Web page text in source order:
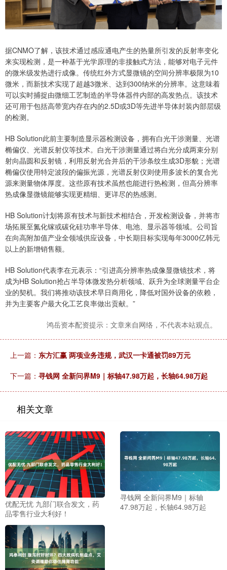
据CNMO了解，该技术通过感应通电产生的热量所引发的反射率变化
来实现检测，是一种基于光学原理的非接触式方法，能够对电子元件
的微米级发热进行成像。传统红外方式显微镜的空间分辨率极限为10
微米，而新技术实现了超越3微米、达到300纳米的分辨率。这意味着
可以实时捕捉由微细工艺制造的半导体器件内部的高发热点。该技术
还可用于包括高带宽内存在内的2.5D或3D等先进半导体封装内部层级
的检测。
HB Solution此前主要制造显示器检测设备，拥有白光干涉测量、光谱
椭偏仪、光谱反射仪等技术。白光干涉测量通过将白光分成两束分别
射向晶圆和反射镜，利用反射光合并后的干涉条纹生成3D形貌；光谱
椭偏仪使用特定波段的偏振光源，光谱反射仪则使用多波长的复合光
源来测量物体厚度。这些原有技术虽然也能进行热检测，但高分辨率
热成像显微镜能够实现更精细、更详尽的热感测。
HB Solution计划将原有技术与新技术相结合，开发检测设备，并将市
场拓展至氮化镓或碳化硅功率半导体、电池、显示器等领域。公司旨
在向高附加值产业全领域供应设备，中长期目标实现每年3000亿韩元
以上的新增销售额。
HB Solution代表李在元表示：“引进高分辨率热成像显微镜技术，将
成为HB Solution抢占半导体微发热分析领域、跃升为全球测量平台企
业的契机。我们将推动该技术早日商用化，降低对国外设备的依赖，
并为主要客户最大化工艺良率做出贡献。”
鸿岳资本配资提示：文章来自网络，不代表本站观点。
上一篇： 东方汇赢 两项业务违规，武汉一卡通被罚89万元
下一篇： 寻钱网 全新问界M9｜标轴47.98万起，长轴64.98万起
相关文章
优配无忧 九部门联合发文，药
品零售行业大利好！
寻钱网 全新问界M9｜标轴
47.98万起，长轴64.98万起